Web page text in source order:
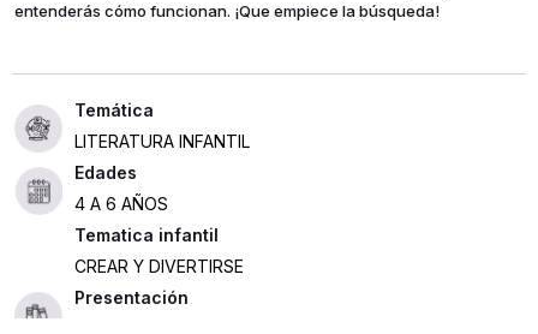
entenderás cómo funcionan. ¡Que empiece la búsqueda!
LITERATURA INFANTIL
Edades
4 A 6 AÑOS
Tematica infantil
CREAR Y DIVERTIRSE
Presentación